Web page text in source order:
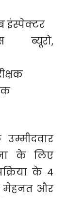
इंस्पेक्टर
ब्यूरो,
के लिए
के 4
मेहनत और